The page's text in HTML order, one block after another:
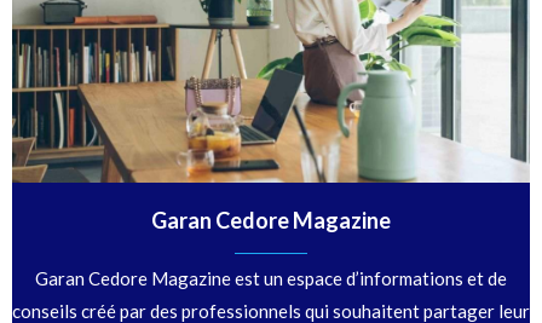
Garan Cedore Magazine
Garan Cedore Magazine est un espace d’informations et de
conseils créé par des professionnels qui souhaitent partager leur